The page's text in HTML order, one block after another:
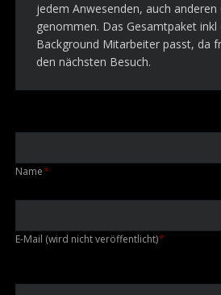
jedem Anwesenden, auch
genommen. Das Gesamtpaket inkl
Background Mitarbeiter passt, da
den nächsten Besuch.
Pflichtfeld
Name*
Pflichtfeld
E-Mail (wird nicht veröffentlicht)*